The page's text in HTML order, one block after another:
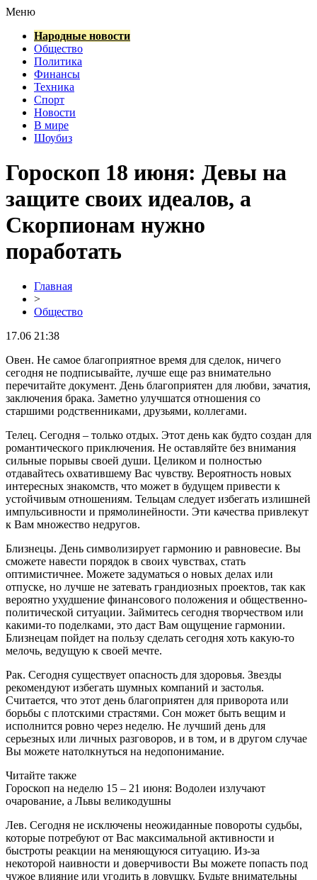
Меню
Народные новости
Общество
Политика
Финансы
Техника
Спорт
Новости
В мире
Шоубиз
Гороскоп 18 июня: Девы на
защите своих идеалов, а
Скорпионам нужно
поработать
Главная
>
Общество
17.06 21:38
Овен. Не самое благоприятное время для сделок, ничего
сегодня не подписывайте, лучше еще раз внимательно
перечитайте документ. День благоприятен для любви, зачатия,
заключения брака. Заметно улучшатся отношения со
старшими родственниками, друзьями, коллегами.
Телец. Сегодня – только отдых. Этот день как будто создан для
романтического приключения. Не оставляйте без внимания
сильные порывы своей души. Целиком и полностью
отдавайтесь охватившему Вас чувству. Вероятность новых
интересных знакомств, что может в будущем привести к
устойчивым отношениям. Тельцам следует избегать излишней
импульсивности и прямолинейности. Эти качества привлекут
к Вам множество недругов.
Близнецы. День символизирует гармонию и равновесие. Вы
сможете навести порядок в своих чувствах, стать
оптимистичнее. Можете задуматься о новых делах или
отпуске, но лучше не затевать грандиозных проектов, так как
вероятно ухудшение финансового положения и общественно-
политической ситуации. Займитесь сегодня творчеством или
какими-то поделками, это даст Вам ощущение гармонии.
Близнецам пойдет на пользу сделать сегодня хоть какую-то
мелочь, ведущую к своей мечте.
Рак. Сегодня существует опасность для здоровья. Звезды
рекомендуют избегать шумных компаний и застолья.
Считается, что этот день благоприятен для приворота или
борьбы с плотскими страстями. Сон может быть вещим и
исполнится ровно через неделю. Не лучший день для
серьезных или личных разговоров, и в том, и в другом случае
Вы можете натолкнуться на недопонимание.
Читайте также
Гороскоп на неделю 15 – 21 июня: Водолеи излучают
очарование, а Львы великодушны
Лев. Сегодня не исключены неожиданные повороты судьбы,
которые потребуют от Вас максимальной активности и
быстроты реакции на меняющуюся ситуацию. Из-за
некоторой наивности и доверчивости Вы можете попасть под
чужое влияние или угодить в ловушку. Будьте внимательны